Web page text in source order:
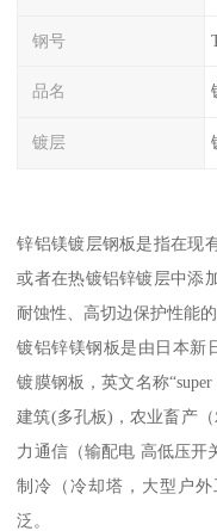
钢号
品名
镀层
锌铝镁镀层钢板是指在现
或者在热镀铝锌镀层中添
耐蚀性、高切边保护性能的
镀铝锌镁钢板是由日本新
镀膜钢板，英文名称
建筑(多孔板)，农业畜产
力通信（输配电 高低压开
制冷（冷却塔，大型户
泛。